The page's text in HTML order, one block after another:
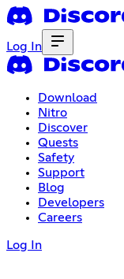
Log In
Download
Nitro
Discover
Quests
Safety
Support
Blog
Developers
Careers
Log In